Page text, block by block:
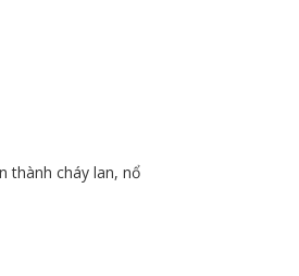
thành cháy lan, nổ